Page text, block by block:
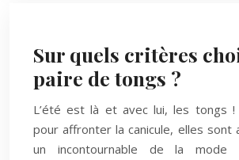
Sur quels critères
paire de tongs ?
L’été est là et avec lui, les tongs !
pour affronter la canicule, elles sont
un incontournable de la mode